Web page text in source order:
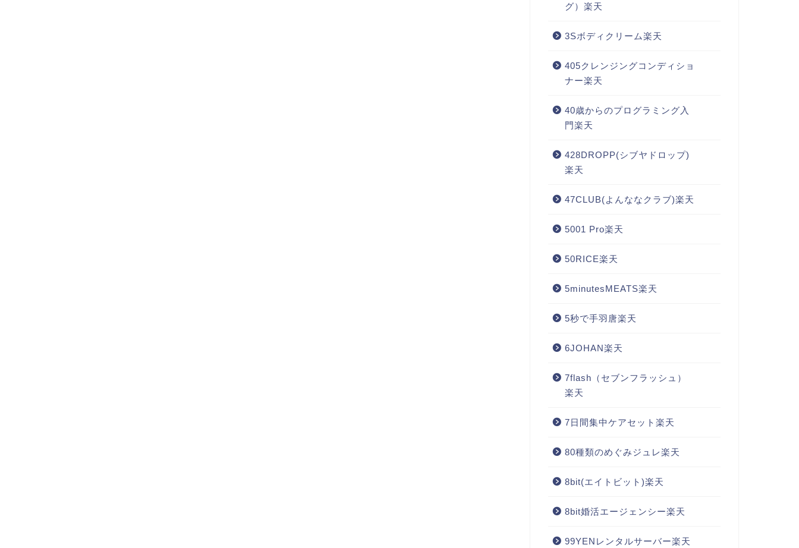
グ）楽天
3Sボディクリーム楽天
405クレンジングコンディショ
ナー楽天
40歳からのプログラミング入
門楽天
428DROPP(シブヤドロップ)
楽天
47CLUB(よんななクラブ)楽天
5001 Pro楽天
50RICE楽天
5minutesMEATS楽天
5秒で手羽唐楽天
6JOHAN楽天
7flash（セブンフラッシュ）
楽天
7日間集中ケアセット楽天
80種類のめぐみジュレ楽天
8bit(エイトビット)楽天
8bit婚活エージェンシー楽天
99YENレンタルサーバー楽天